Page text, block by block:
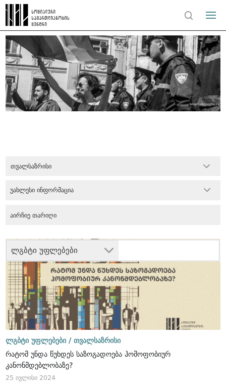
თვალსაზრისი
ლგბტი უფლებები
უახლესი ინფორმაცია
ლგბტი უფლებები / თვალსაზრისი
რატომ უნდა წუხდეს საზოგადოება ჰომოფობიურ
კანონმდებლობაზე?
25 ივლისი 2024